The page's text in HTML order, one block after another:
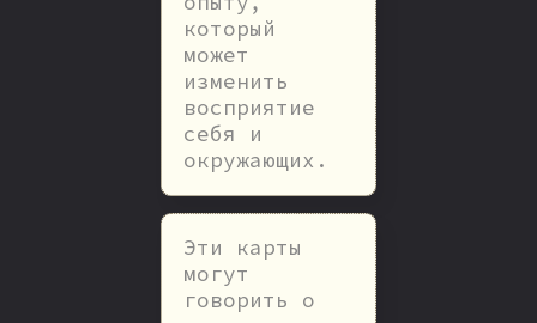
который
может
изменить
восприятие
себя и
окружающих.
Эти карты
могут
говорить о